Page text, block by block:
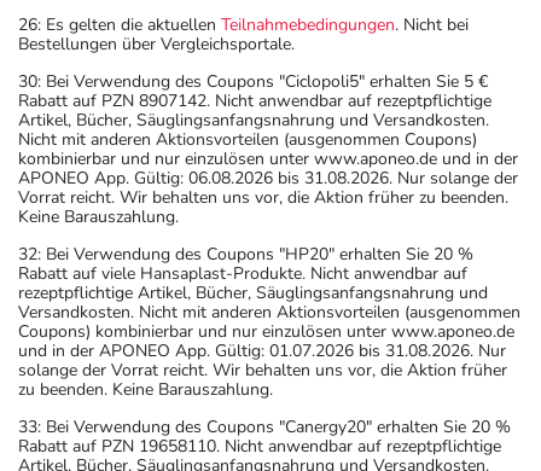
26: Es gelten die aktuellen Teilnahmebedingungen. Nicht bei
Bestellungen über Vergleichsportale.
30: Bei Verwendung des Coupons "Ciclopoli5" erhalten Sie 5 €
Rabatt auf PZN 8907142. Nicht anwendbar auf rezeptpflichtige
Artikel, Bücher, Säuglingsanfangsnahrung und Versandkosten.
Nicht mit anderen Aktionsvorteilen (ausgenommen Coupons)
kombinierbar und nur einzulösen unter www.aponeo.de und in der
APONEO App. Gültig: 06.08.2026 bis 31.08.2026. Nur solange der
Vorrat reicht. Wir behalten uns vor, die Aktion früher zu beenden.
Keine Barauszahlung.
32: Bei Verwendung des Coupons "HP20" erhalten Sie 20 %
Rabatt auf viele Hansaplast-Produkte. Nicht anwendbar auf
rezeptpflichtige Artikel, Bücher, Säuglingsanfangsnahrung und
Versandkosten. Nicht mit anderen Aktionsvorteilen (ausgenommen
Coupons) kombinierbar und nur einzulösen unter www.aponeo.de
und in der APONEO App. Gültig: 01.07.2026 bis 31.08.2026. Nur
solange der Vorrat reicht. Wir behalten uns vor, die Aktion früher
zu beenden. Keine Barauszahlung.
33: Bei Verwendung des Coupons "Canergy20" erhalten Sie 20 %
Rabatt auf PZN 19658110. Nicht anwendbar auf rezeptpflichtige
Artikel, Bücher, Säuglingsanfangsnahrung und Versandkosten.